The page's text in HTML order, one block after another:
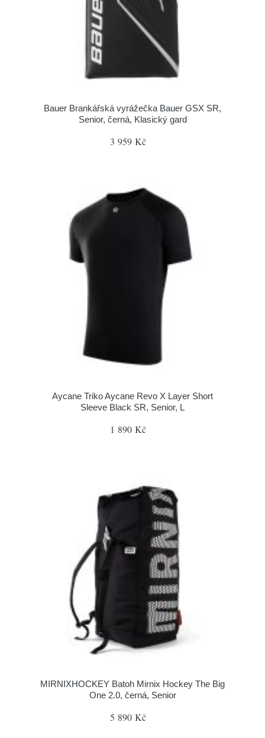
Bauer Brankářská vyrážečka Bauer GSX SR,
Senior, černá, Klasický gard
3 959 Kč
Aycane Triko Aycane Revo X Layer Short
Sleeve Black SR, Senior, L
1 890 Kč
MIRNIXHOCKEY Batoh Mirnix Hockey The Big
One 2.0, černá, Senior
5 890 Kč